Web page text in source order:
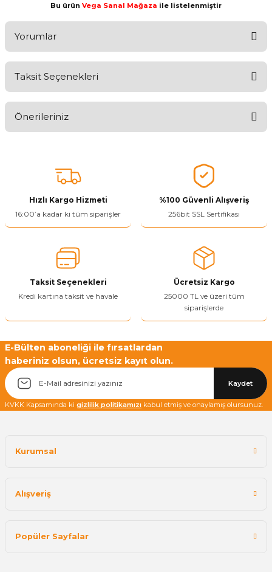
Bu ürün Vega Sanal Mağaza ile listelenmiştir
Yorumlar
Taksit Seçenekleri
Önerileriniz
tarafımıza iletebilirsiniz.
Görüş ve önerileriniz için teşekkür ederiz.
Ürün resmi kalitesiz, bozuk veya görüntülenemiyor.
Ürün bilgilerinde hatalar bulunuyor.
Ürün fiyatı diğer sitelerden daha pahalı.
Bu ürüne benzer farklı alternatifler olmalı.
Yetkiliye Gönder
Hızlı Kargo Hizmeti
16:00’a kadar ki tüm siparişler
%100 Güvenli Alışveriş
256bit SSL Sertifikası
Taksit Seçenekleri
Kredi kartına taksit ve havale
Ücretsiz Kargo
25000 TL ve üzeri tüm
siparişlerde
E-Bülten aboneliği ile fırsatlardan
haberiniz olsun, ücretsiz kayıt olun.
Kaydet
KVKK Kapsamında ki gizlilik politikamızı kabul etmiş ve onaylamış olursunuz.
Kurumsal
Alışveriş
Popüler Sayfalar